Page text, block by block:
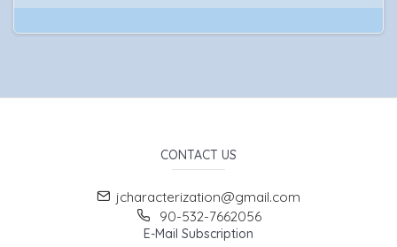
CONTACT US
jcharacterization@gmail.com
90-532-7662056
E-Mail Subscription